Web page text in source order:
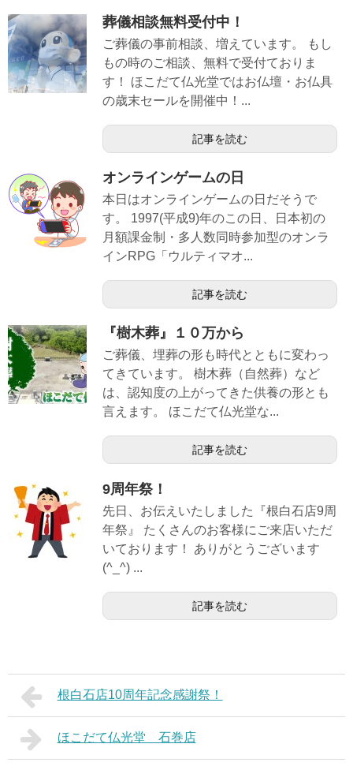
葬儀相談無料受付中！
ご葬儀の事前相談、増えています。 もし
もの時のご相談、無料で受付ておりま
す！ ほこだて仏光堂ではお仏壇・お仏具
の歳末セールを開催中！...
記事を読む
オンラインゲームの日
本日はオンラインゲームの日だそうで
す。 1997(平成9)年のこの日、日本初の
月額課金制・多人数同時参加型のオンラ
インRPG「ウルティマオ...
記事を読む
『樹木葬』１０万から
ご葬儀、埋葬の形も時代とともに変わっ
てきています。 樹木葬（自然葬）など
は、認知度の上がってきた供養の形とも
言えます。 ほこだて仏光堂な...
記事を読む
9周年祭！
先日、お伝えいたしました『根白石店9周
年祭』 たくさんのお客様にご来店いただ
いております！ ありがとうございます
(^_^) ...
記事を読む
根白石店10周年記念感謝祭！
ほこだて仏光堂 石巻店